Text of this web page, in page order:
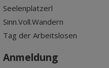
Seelenplatzerl
Sinn.Voll.Wandern
Tag der Arbeitslosen
Anmeldung